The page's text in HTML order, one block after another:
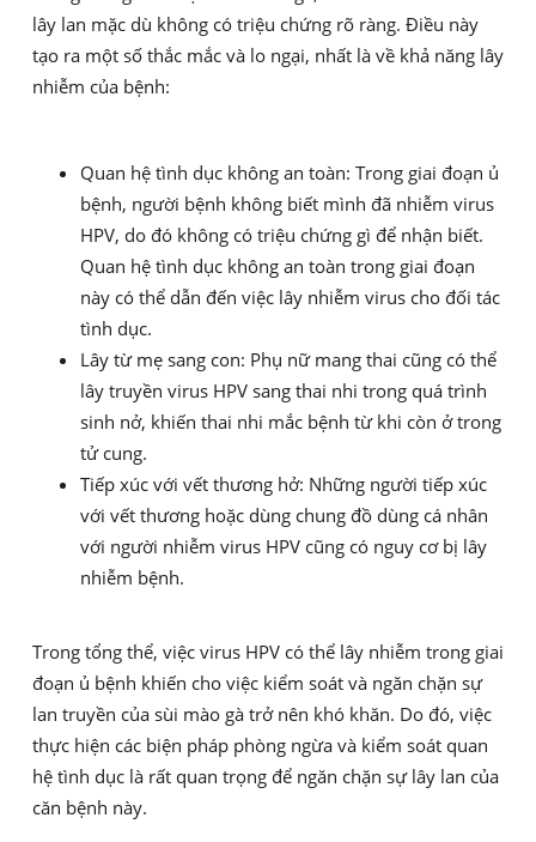
lây lan mặc dù không có triệu chứng rõ ràng. Điều này
tạo ra một số thắc mắc và lo ngại, nhất là về khả năng lây
nhiễm của bệnh:
Quan hệ tình dục không an toàn: Trong giai đoạn ủ
bệnh, người bệnh không biết mình đã nhiễm virus
HPV, do đó không có triệu chứng gì để nhận biết.
Quan hệ tình dục không an toàn trong giai đoạn
này có thể dẫn đến việc lây nhiễm virus cho đối tác
tình dục.
Lây từ mẹ sang con: Phụ nữ mang thai cũng có thể
lây truyền virus HPV sang thai nhi trong quá trình
sinh nở, khiến thai nhi mắc bệnh từ khi còn ở trong
tử cung.
Tiếp xúc với vết thương hở: Những người tiếp xúc
với vết thương hoặc dùng chung đồ dùng cá nhân
với người nhiễm virus HPV cũng có nguy cơ bị lây
nhiễm bệnh.
Trong tổng thể, việc virus HPV có thể lây nhiễm trong giai
đoạn ủ bệnh khiến cho việc kiểm soát và ngăn chặn sự
lan truyền của sùi mào gà trở nên khó khăn. Do đó, việc
thực hiện các biện pháp phòng ngừa và kiểm soát quan
hệ tình dục là rất quan trọng để ngăn chặn sự lây lan của
căn bệnh này.